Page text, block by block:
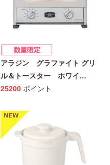
アラジン グラファイト グリ
ル＆トースター ホワイ…
25200 ポイント